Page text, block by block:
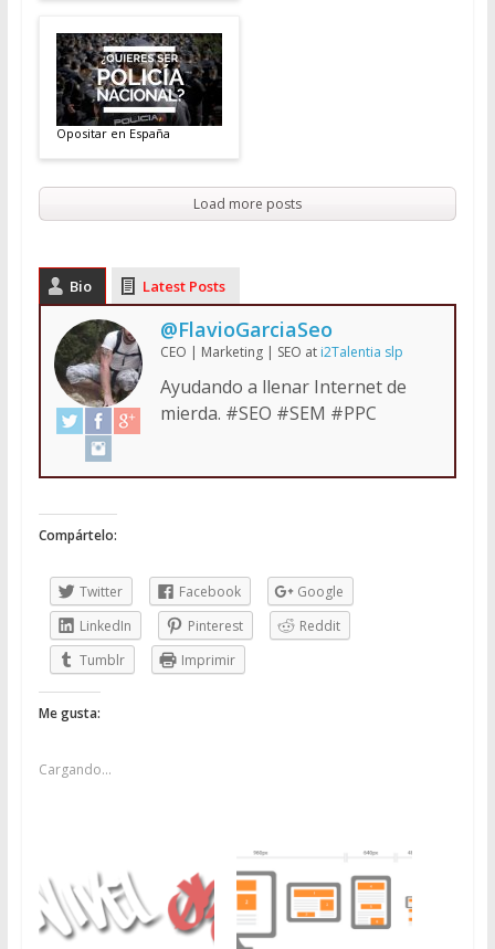
Opositar en España
Load more posts
Bio Latest Posts
@FlavioGarciaSeo
CEO | Marketing | SEO at i2Talentia slp
Ayudando a llenar Internet de
mierda. #SEO #SEM #PPC
Compártelo:
Twitter Facebook
Google
LinkedIn
Pinterest
Reddit
Tumblr
Imprimir
Me gusta:
Cargando...